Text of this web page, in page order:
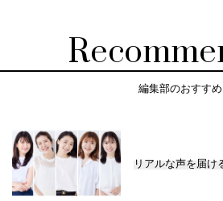
編集部のおすすめ
リアルな声を届け